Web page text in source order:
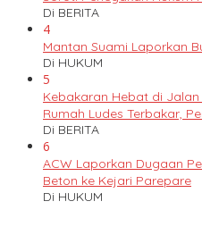
Di BERITA
4
Mantan Suami Laporkan
Di HUKUM
5
Kebakaran Hebat di
Rumah Ludes Terbakar,
Di BERITA
6
ACW Laporkan Dugaan
Beton ke Kejari Parepare
Di HUKUM